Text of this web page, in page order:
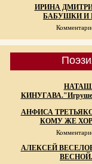
ИРИНА
БАБУШКИ И
АНФИСА
КОМУ ЖЕ
АЛЕКСЕЙ